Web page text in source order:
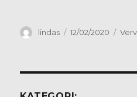
Forfatter
lindas Publisert
12/02/2020